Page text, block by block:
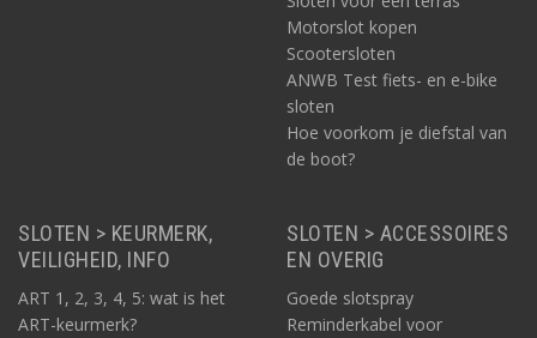
Motorslot kopen
Scootersloten
ANWB Test fiets- en e-bike
sloten
Hoe voorkom je diefstal van
de boot?
SLOTEN > KEURMERK,
VEILIGHEID, INFO
ART 1, 2, 3, 4, 5: wat is het
ART-keurmerk?
SLOTEN > ACCESSOIRES
EN OVERIG
Goede slotspray
Reminderkabel voor